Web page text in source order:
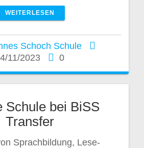
WEITERLESEN
Schoch Schule
11/2023
0
Schule bei BiSS
Transfer
Sprachbildung, Lese-